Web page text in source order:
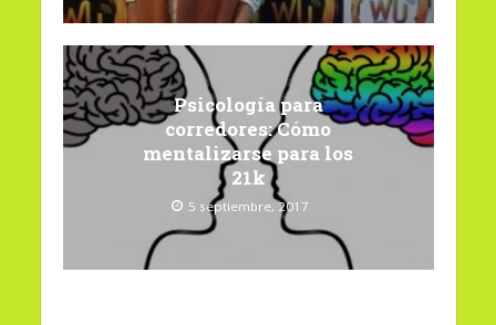
Psicología para
corredores: Cómo
mentalizarse para los
21k
5 septiembre, 2017